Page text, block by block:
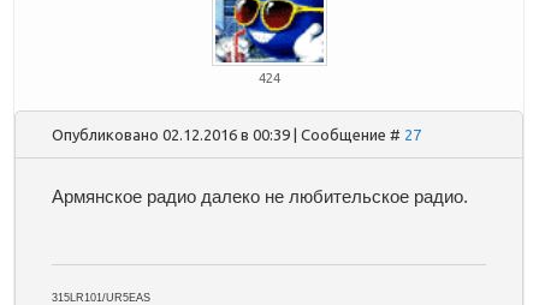
424
Опубликовано 02.12.2016 в 00:39 | Сообщение # 27
Армянское радио далеко не любительское радио.
315LR101/UR5EAS